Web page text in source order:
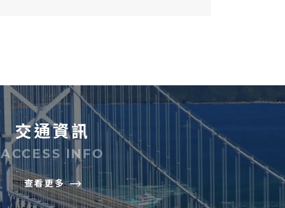
交通資訊
ACCESS INFO
查看更多